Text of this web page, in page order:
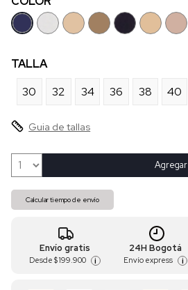
TALLA
30
32 34 36 38 40
Guia de tallas
Agregar
Calcular tiempo de envío
Envío gratis
Desde $ 199.900 i
24H Bogotá
Envío express i